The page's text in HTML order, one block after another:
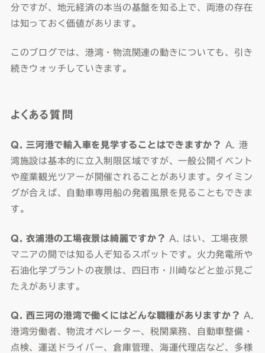
分ですが、地元経済の本当の基盤を知る上で、両港の存在
は知っておく価値があります。
このブログでは、港湾・物流関連の動きについても、引き
続きウォッチしていきます。
よくある質問
Q. 三河港で輸入車を見学することはできますか？
A. 港
湾施設は基本的に立入制限区域ですが、一般公開イベント
や産業観光ツアーが開催されることがあります。タイミン
グが合えば、自動車専用船の発着風景を見ることもできま
す。
Q. 衣浦港の工場夜景は綺麗ですか？ A. はい、工場夜景
マニアの間では知る人ぞ知るスポットです。火力発電所や
石油化学プラントの夜景は、四日市・川崎などと並ぶ見ご
たえがあります。
Q. 西三河の港湾で働くにはどんな職種がありますか？ A.
港湾労働者、物流オペレーター、税関業務、自動車整備・
点検、運送ドライバー、倉庫管理、海運代理店など、多様